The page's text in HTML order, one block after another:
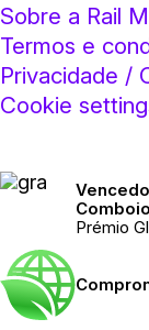
Sobre a Rail
Termos e
Privacidade /
Cookie
Comboio
Prémio